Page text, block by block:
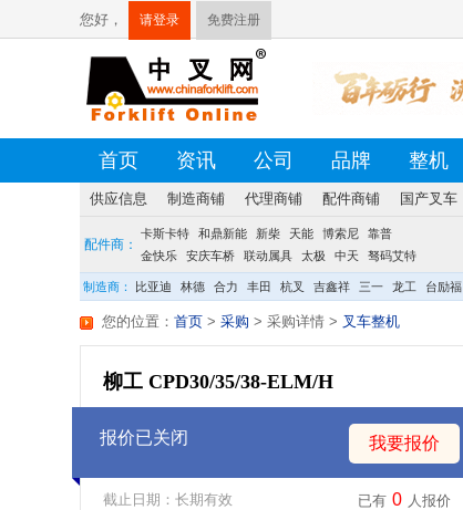
您好， 请登录 免费注册
首页 资讯 公司 品牌 整机
供应信息 制造商铺 代理商铺 配件商铺 国产叉车
配件商：
卡斯卡特 和鼎新能 新柴 天能 博索尼 靠普
荷贝克 硕源 方源 佛朗斯 盛航
台创
金快乐
安庆车桥 联动属具 太极 中天
驽码艾特
制造商： 比亚迪 林德 合力 丰田 杭叉 吉鑫祥 三一 龙工 台励福
您的位置： 首页 > 采购 > 叉车整机
> 采购详情
柳工 CPD30/35/38-ELM/H
报价已关闭 我要报价
截止日期：长期有效 已有 0 人报价